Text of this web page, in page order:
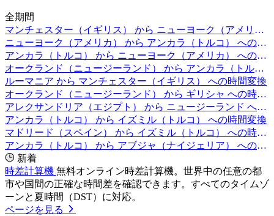
全期間
マンチェスター（イギリス） から ニューヨーク（アメリカ） への時間変換
ニューヨーク（アメリカ） から アンカラ（トルコ） への時間変換
アンカラ（トルコ） から ニューヨーク（アメリカ） への時間変換
オークランド（ニュージーランド） から アンカラ（トルコ） への時間変換
ルーマニア から マンチェスター（イギリス） への時間変換
オークランド（ニュージーランド） から ギリシャ への時間変換
アレクサンドリア（エジプト） から ニュージーランド への時間変換
アンカラ（トルコ） から イズミル（トルコ） への時間変換
マドリード（スペイン） から イズミル（トルコ） への時間変換
アンカラ（トルコ） から アブジャ（ナイジェリア） への時間変換
新着
時差計算機 無料オンライン時差計算機。世界中の任意の都
市や国間の正確な時間差を確認できます。すべてのタイムゾ
ーンと夏時間（DST）に対応。
ページを見る